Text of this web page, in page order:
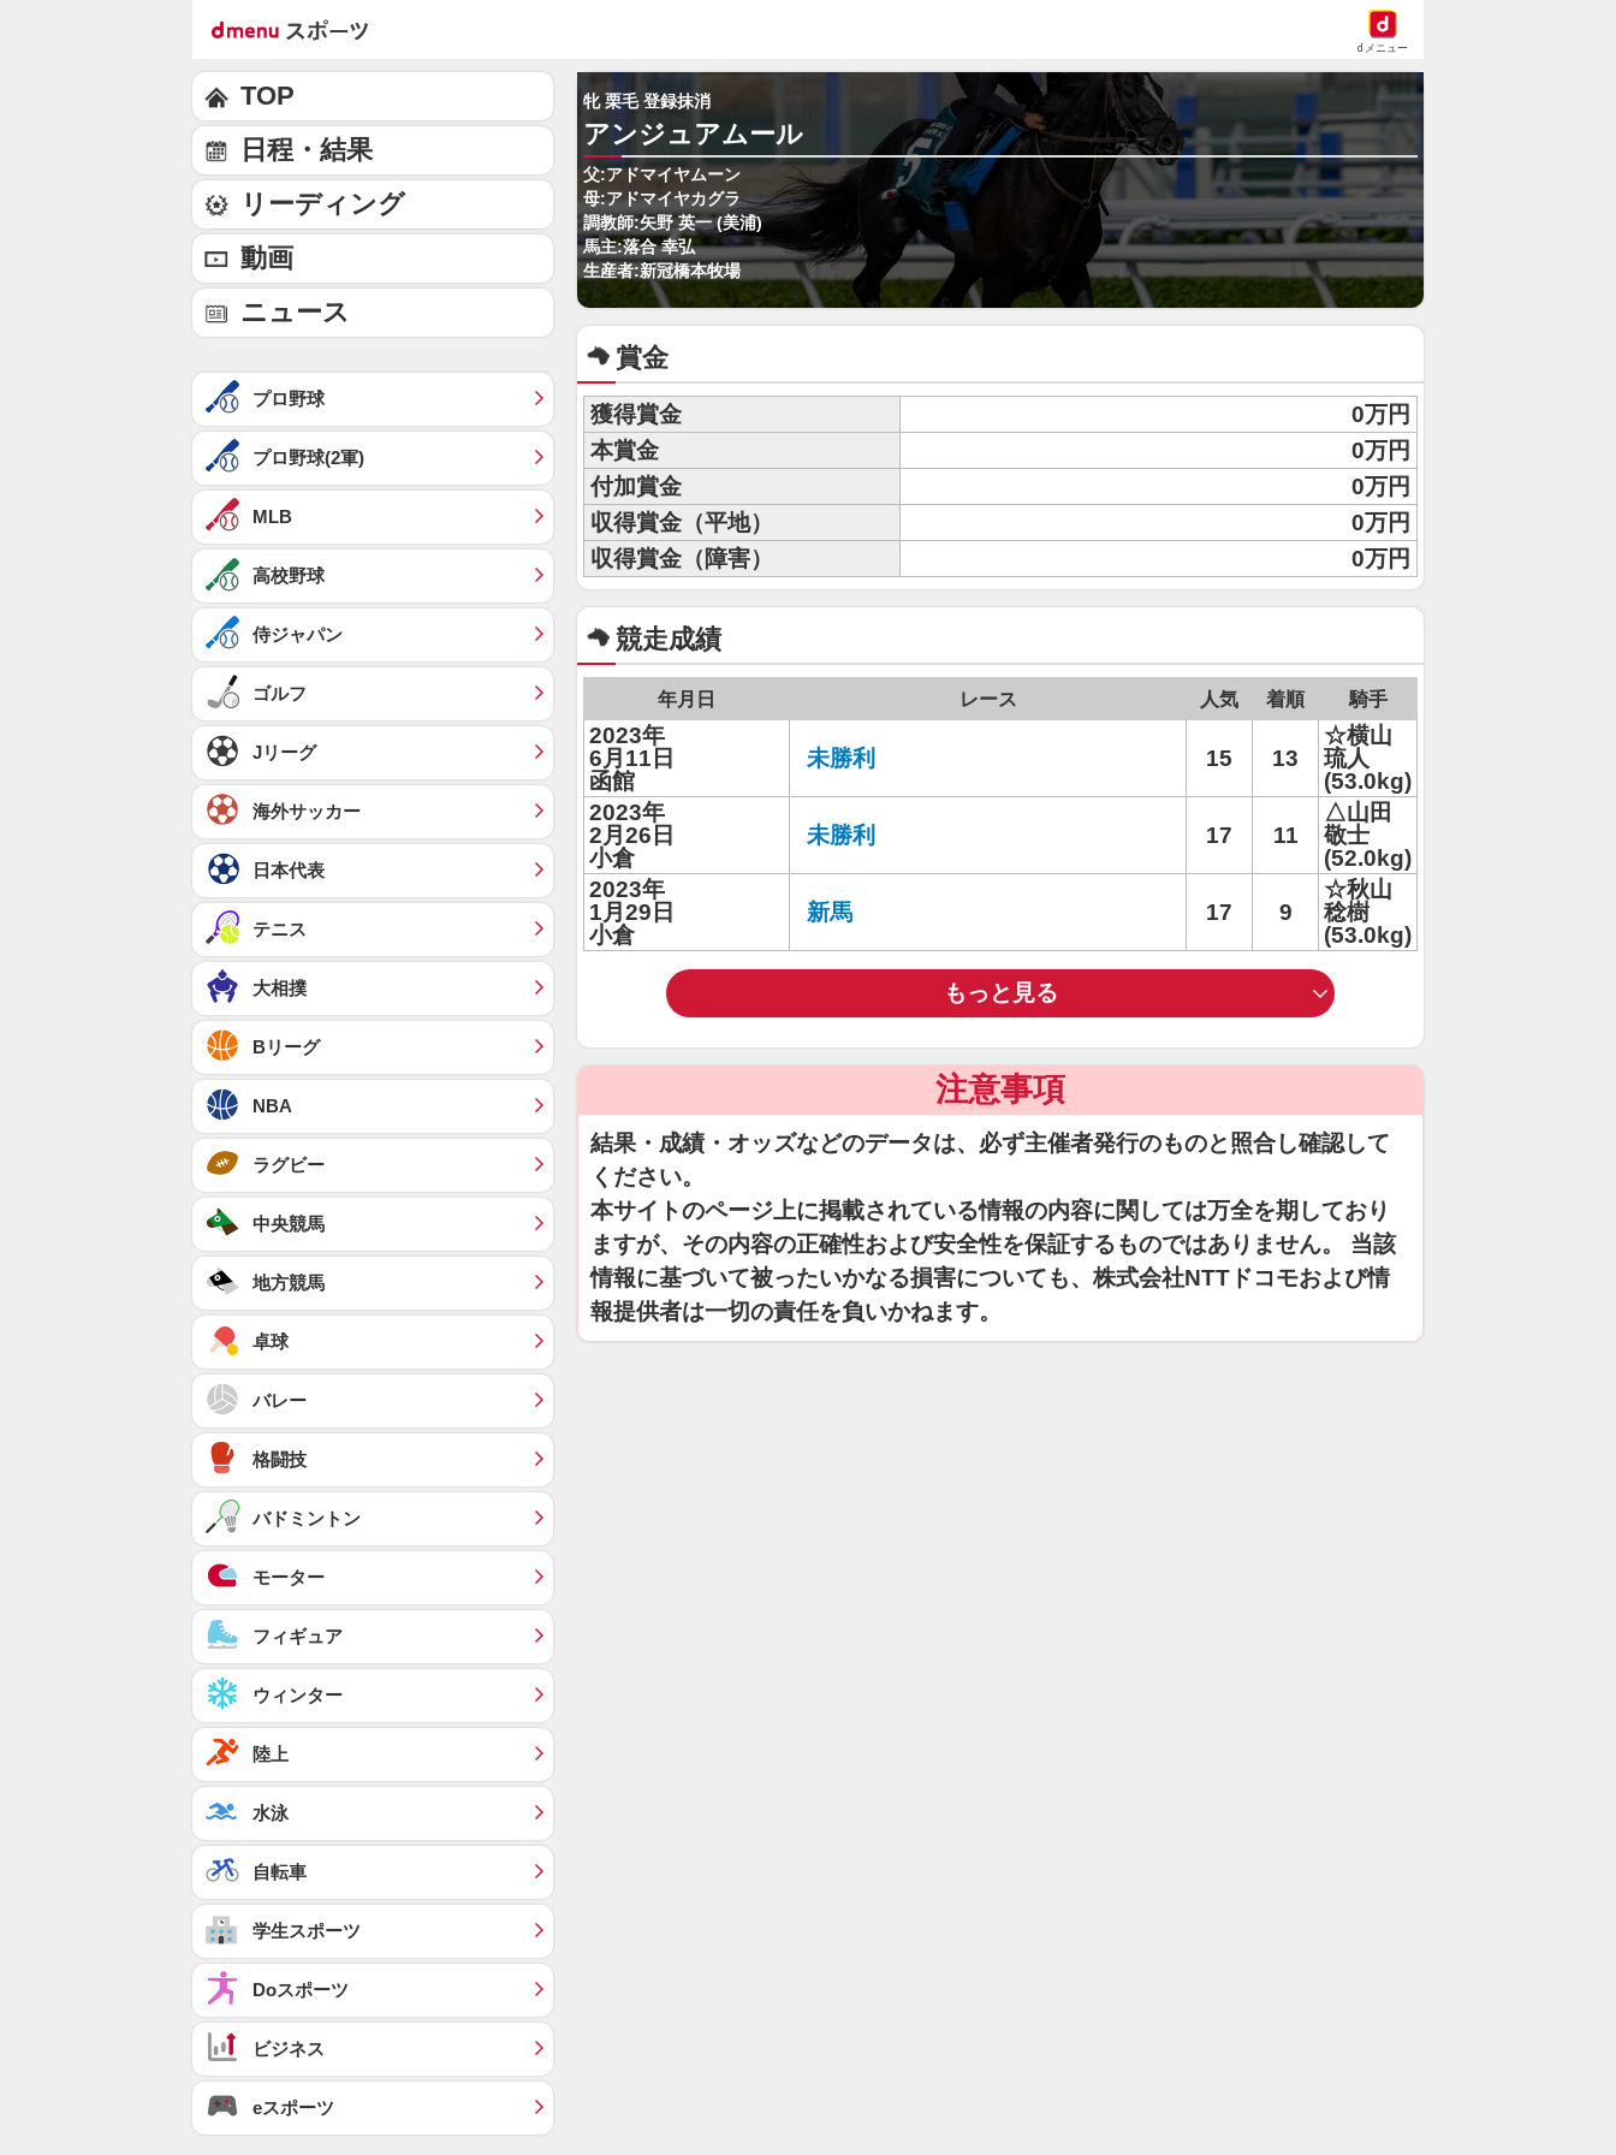
dメニュー
牝 栗毛 登録抹消
アンジュアムール
父:アドマイヤムーン
母:アドマイヤカグラ
調教師:矢野 英一 (美浦)
馬主:落合 幸弘
生産者:新冠橋本牧場
賞金
獲得賞金
0万円
本賞金
0万円
付加賞金
0万円
収得賞金（平地）
0万円
収得賞金（障害）
0万円
競走成績
年月日 レース 人気 着順 騎手
2023年
6月11日
函館
未勝利 15 13
☆横山
琉人
(53.0kg)
2023年
2月26日
小倉
未勝利 17 11
△山田
敬士
(52.0kg)
2023年
1月29日
小倉
新馬 17 9
☆秋山
稔樹
(53.0kg)
もっと見る
注意事項
結果・成績・オッズなどのデータは、必ず主催者発行のものと照合し確認して
ください。
本サイトのページ上に掲載されている情報の内容に関しては万全を期しており
ますが、その内容の正確性および安全性を保証するものではありません。 当該
情報に基づいて被ったいかなる損害についても、株式会社NTTドコモおよび情
報提供者は一切の責任を負いかねます。
TOP
日程・結果
リーディング
動画
ニュース
プロ野球
プロ野球(2軍)
MLB
高校野球
侍ジャパン
ゴルフ
Jリーグ
海外サッカー
日本代表
テニス
大相撲
Bリーグ
NBA
ラグビー
中央競馬
地方競馬
卓球
バレー
格闘技
バドミントン
モーター
フィギュア
ウィンター
陸上
水泳
自転車
学生スポーツ
Doスポーツ
ビジネス
eスポーツ